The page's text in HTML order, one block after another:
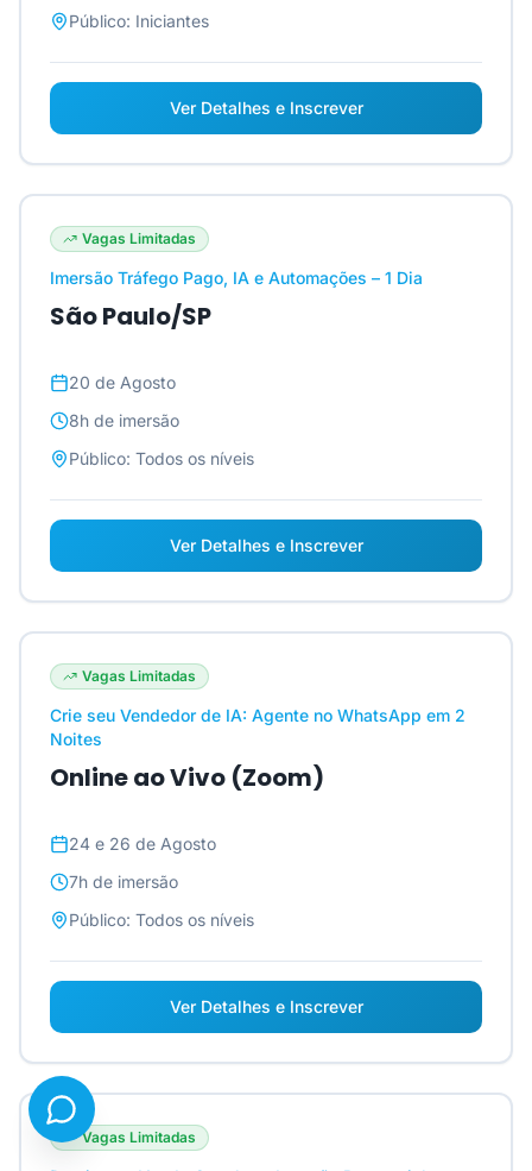
Público: Iniciantes
Ver Detalhes e Inscrever
Vagas Limitadas
Imersão Tráfego Pago, IA e Automações – 1 Dia
São Paulo/SP
20 de Agosto
8h de imersão
Público: Todos os níveis
Ver Detalhes e Inscrever
Vagas Limitadas
Crie seu Vendedor de IA: Agente no WhatsApp em 2
Noites
Online ao Vivo (Zoom)
24 e 26 de Agosto
7h de imersão
Público: Todos os níveis
Ver Detalhes e Inscrever
Vagas Limitadas